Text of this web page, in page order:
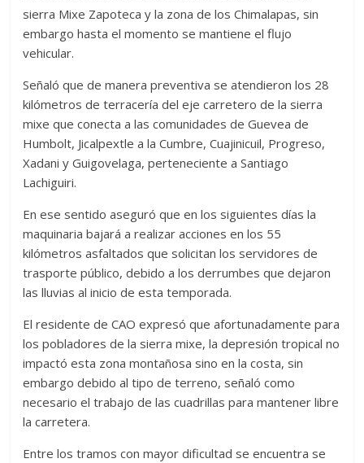
sierra Mixe Zapoteca y la zona de los Chimalapas, sin
embargo hasta el momento se mantiene el flujo
vehicular.
Señaló que de manera preventiva se atendieron los 28
kilómetros de terracería del eje carretero de la sierra
mixe que conecta a las comunidades de Guevea de
Humbolt, Jicalpextle a la Cumbre, Cuajinicuil, Progreso,
Xadani y Guigovelaga, perteneciente a Santiago
Lachiguiri.
En ese sentido aseguró que en los siguientes días la
maquinaria bajará a realizar acciones en los 55
kilómetros asfaltados que solicitan los servidores de
trasporte público, debido a los derrumbes que dejaron
las lluvias al inicio de esta temporada.
El residente de CAO expresó que afortunadamente para
los pobladores de la sierra mixe, la depresión tropical no
impactó esta zona montañosa sino en la costa, sin
embargo debido al tipo de terreno, señaló como
necesario el trabajo de las cuadrillas para mantener libre
la carretera.
Entre los tramos con mayor dificultad se encuentra se